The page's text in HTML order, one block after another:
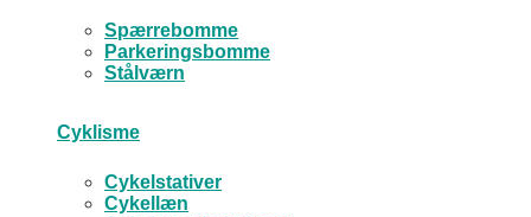
Spærrebomme
Parkeringsbomme
Stålværn
Cyklisme
Cykelstativer
Cykellæn